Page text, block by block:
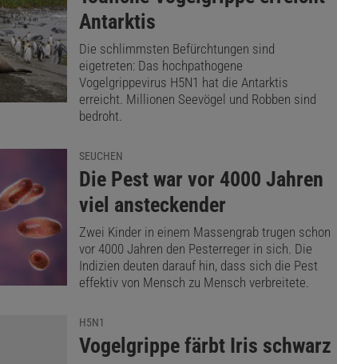
Antarktis
Die schlimmsten Befürchtungen sind
eigetreten: Das hochpathogene
Vogelgrippevirus H5N1 hat die Antarktis
erreicht. Millionen Seevögel und Robben sind
bedroht.
SEUCHEN
:
Die Pest war vor 4000 Jahren
viel ansteckender
Zwei Kinder in einem Massengrab trugen schon
vor 4000 Jahren den Pesterreger in sich. Die
Indizien deuten darauf hin, dass sich die Pest
effektiv von Mensch zu Mensch verbreitete.
H5N1
:
Vogelgrippe färbt Iris schwarz